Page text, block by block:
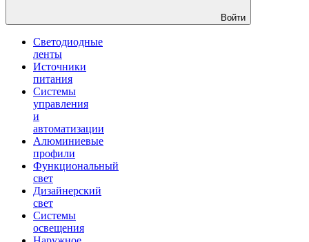
Войти
Светодиодные
ленты
Источники
питания
Системы
управления
и
автоматизации
Алюминиевые
профили
Функциональный
свет
Дизайнерский
свет
Системы
освещения